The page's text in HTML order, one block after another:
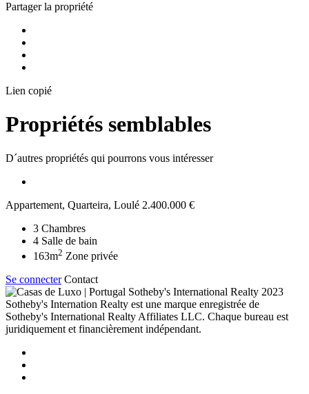
Partager la propriété
Lien copié
Propriétés semblables
D´autres propriétés qui pourrons vous intéresser
Appartement, Quarteira, Loulé 2.400.000 €
3 Chambres
4 Salle de bain
163m2 Zone privée
Se connecter Contact
2023
Sotheby's Internation Realty est une marque enregistrée de
Sotheby's International Realty Affiliates LLC. Chaque bureau est
juridiquement et financièrement indépendant.